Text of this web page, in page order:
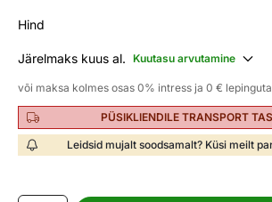
Hind
Järelmaks kuus al. Kuutasu arvutamine
või maksa kolmes osas 0% intress ja 0 €
PÜSIKLIENDILE TRANSPORT
Leidsid mujalt soodsamalt? Küsi meilt